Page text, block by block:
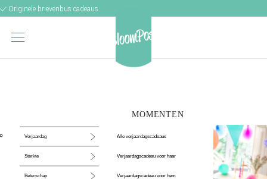
Originele brievenbus cadeaus
MOMENTEN
Verjaardag
Sterkte
Beterschap
Alle verjaardagscadeaus
Verjaardagscadeau voor haar
Verjaardagscadeau voor hem